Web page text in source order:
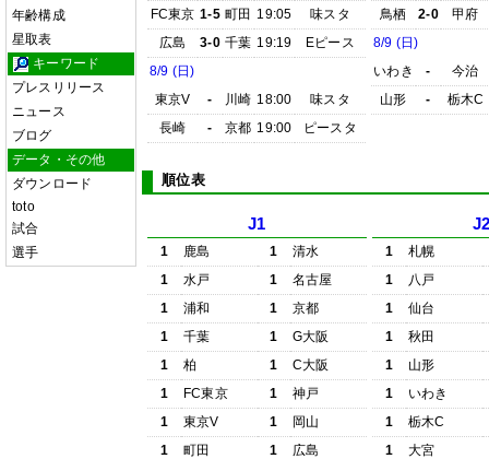
年齢構成
星取表
キーワード
プレスリリース
ニュース
ブログ
データ・その他
ダウンロード
toto
試合
選手
FC東京 1-5 町田 19:05
味スタ
広島
3-0 千葉 19:19
Eピース
8/9 (日)
東京V
- 川崎 18:00
味スタ
長崎
- 京都 19:00 ピースタ
鳥栖
2-0
甲府
8/9 (日)
いわき
-
今治
山形
- 栃木C
順位表
J1
1 鹿島 1
清水
1
水戸 1
名古屋
1
浦和 1
京都
1
千葉 1
G大阪
1
柏 1
C大阪
1
FC東京 1
神戸
1
東京V 1
岡山
1
町田 1
広島
1
札幌
1
八戸
1
仙台
1
秋田
1
山形
1
いわき
1
栃木C
1
大宮